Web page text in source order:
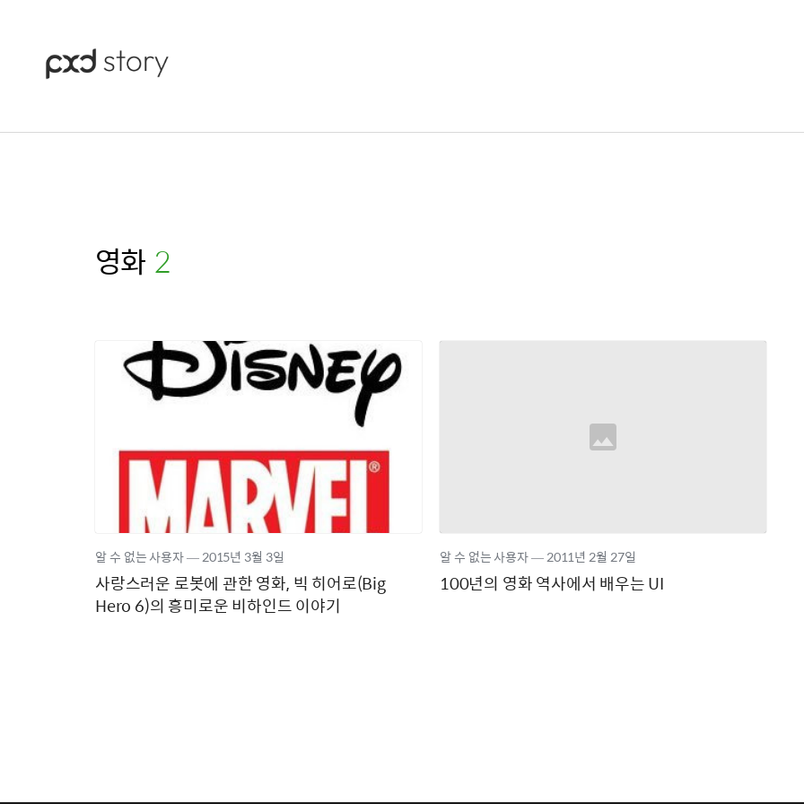
영화 (2)
사랑스러운 로봇에 관한 영화, 빅 히어로(Big
Hero 6)의 흥미로운 비하인드 이야기
알 수 없는 사용자―2015년 3월 3일
100년의 영화 역사에서 배우는 UI
알 수 없는 사용자―2011년2월 27일